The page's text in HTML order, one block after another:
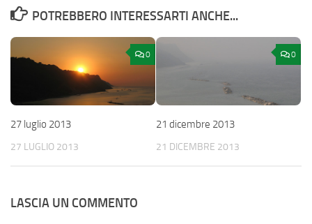
POTREBBERO INTERESSARTI ANCHE...
0
27 luglio 2013
27 LUGLIO 2013
0
21 dicembre 2013
21 DICEMBRE 2013
LASCIA UN COMMENTO